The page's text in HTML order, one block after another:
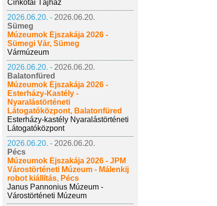
Cinkotai Tájház
2026.06.20. - 2026.06.20.
Sümeg
Múzeumok Éjszakája 2026 -
Sümegi Vár, Sümeg
Vármúzeum
2026.06.20. - 2026.06.20.
Balatonfüred
Múzeumok Éjszakája 2026 -
Esterházy-Kastély -
Nyaralástörténeti
Látogatóközpont, Balatonfüred
Esterházy-kastély Nyaralástörténeti
Látogatóközpont
2026.06.20. - 2026.06.20.
Pécs
Múzeumok Éjszakája 2026 - JPM
Várostörténeti Múzeum - Málenkij
robot kiállítás, Pécs
Janus Pannonius Múzeum -
Várostörténeti Múzeum